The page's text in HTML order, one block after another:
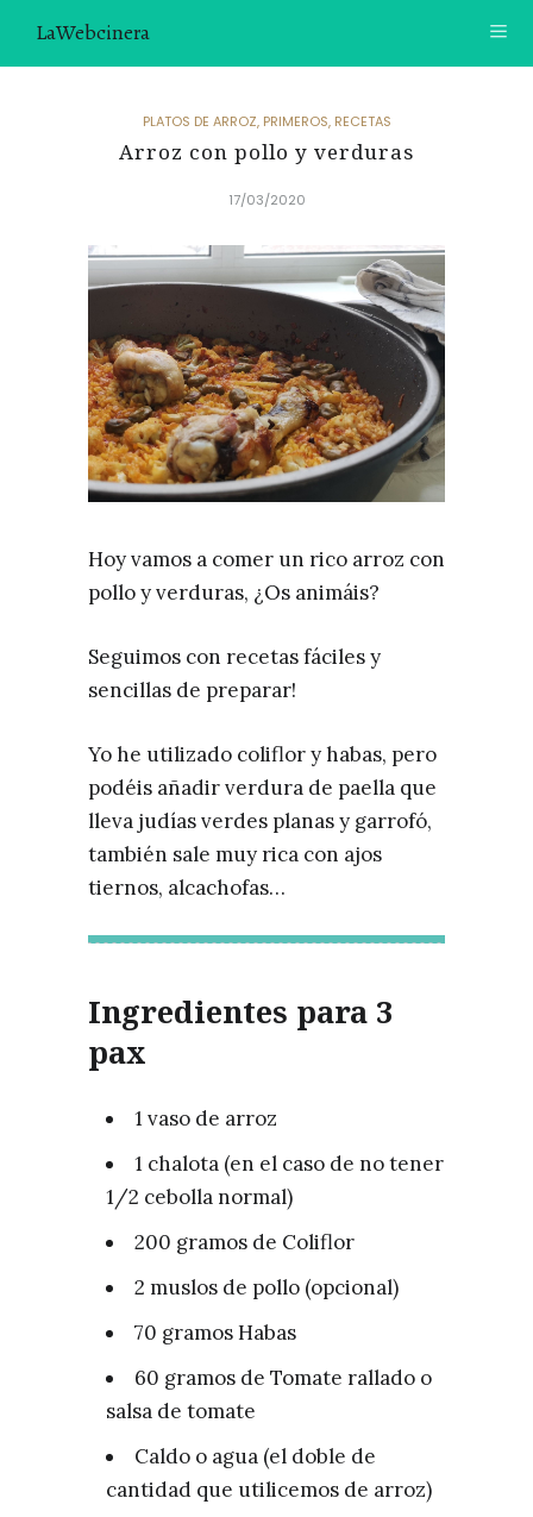
LaWebcinera
VIDEORECETAS
SOBRE MÍ
¿TE GUSTARÍA UNIRTE A NUESTRA AVENTURA GASTRON
ÓMICA?
ÚNETE A LA NEWSLETTER
RECOMENDACIONES
PLATOS DE ARROZ, PRIMEROS, RECETAS
Arroz con pollo y verduras
17/03/2020
Hoy vamos a comer un rico arroz con
pollo y verduras, ¿Os animáis?
Seguimos con recetas fáciles y
sencillas de preparar!
Yo he utilizado coliflor y habas, pero
podéis añadir verdura de paella que
lleva judías verdes planas y garrofó,
también sale muy rica con ajos
tiernos, alcachofas…
Ingredientes para 3
pax
1 vaso de arroz
1 chalota (en el caso de no tener
1/2 cebolla normal)
200 gramos de Coliflor
2 muslos de pollo (opcional)
70 gramos Habas
60 gramos de Tomate rallado o
salsa de tomate
Caldo o agua (el doble de
cantidad que utilicemos de arroz)